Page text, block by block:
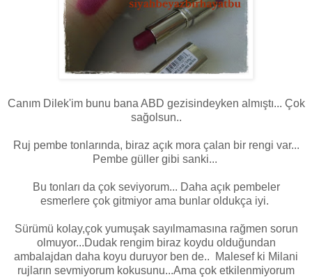
Canım Dilek'im bunu bana ABD gezisindeyken almıştı... Çok
sağolsun..
Ruj pembe tonlarında, biraz açık mora çalan bir rengi var...
Pembe güller gibi sanki...
Bu tonları da çok seviyorum... Daha açık pembeler
esmerlere çok gitmiyor ama bunlar oldukça iyi.
Sürümü kolay,çok yumuşak sayılmamasına rağmen sorun
olmuyor...Dudak rengim biraz koydu olduğundan
ambalajdan daha koyu duruyor ben de.. Malesef ki Milani
rujların sevmiyorum kokusunu...Ama çok etkilenmiyorum